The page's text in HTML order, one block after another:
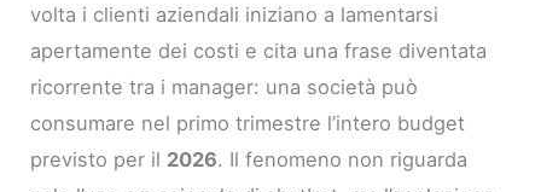
volta i clienti aziendali iniziano a lamentarsi
apertamente dei costi e cita una frase diventata
ricorrente tra i manager: una società può
consumare nel primo trimestre l’intero budget
previsto per il 2026. Il fenomeno non riguarda